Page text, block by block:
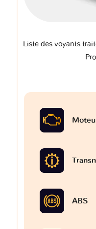
Liste des voyants
ABS